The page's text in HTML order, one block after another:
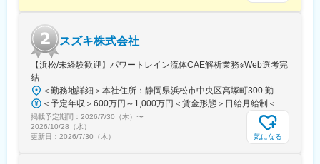
港、建築、福祉、情報、PFI、NPM、防災等の社会資本整備、維
持管理に、卓越した技術と柔軟な頭脳をもって応え、日本経済の
発展に伴い多くのプロジェクトに携わってきました。
変更の範囲：会社の定める業務
スズキ株式会社
【浜松/未経験歓迎】パワートレイン流体CAE解析業務※Web選考完
結
＜勤務地詳細＞本社住所：静岡県浜松市中央区高塚町300 勤務地最寄駅：JR東海道本線／高塚駅受動喫煙対策：屋内全面禁煙変更の範囲：本文参照
＜予定年収＞600万円～1,000万円＜賃金形態＞日給月給制＜賃金内訳＞月額（基本給）：294,000円～400,000円/月21日間勤務想定＜想定月額＞294,000円～400,000円＜昇給有無＞有＜残業手当＞有＜給与補足＞■昇給：年1回（4月）■賞与：年2回（7月・12月）■モデル年収（残業代月30H込）30歳：年収760万円35歳／一般～主任：年収760万円～920万円40歳／一般～主任：年収760万円～1,000万円※確約するものではなく、最終学歴・社会人歴及び経験スキルにより前後します。賃金はあくまでも目安の金額であり、選考を通じて上下する可能性があります。月給(月額)は固定手当を含めた表記です。
掲載予定期間： 2026/7/30（木） 〜
2026/10/28（水）
更新日： 2026/7/30（木） 気になる